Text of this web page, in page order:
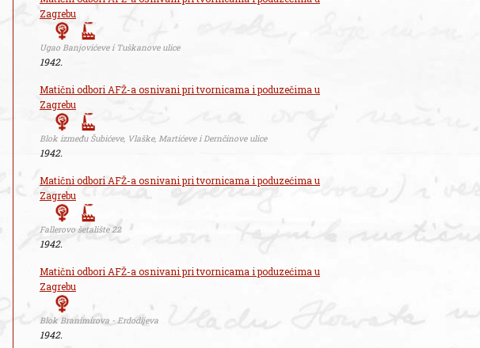
Zagrebu
Ugao Banjovićeve i Tuškanove ulice
1942.
Matični odbori AFŽ-a osnivani pri tvornicama i poduzečima u
Zagrebu
Blok između Šubićeve, Vlaške, Martićeve i Dernčinove ulice
1942.
Matični odbori AFŽ-a osnivani pri tvornicama i poduzećima u
Zagrebu
Fallerovo šetalište 22
1942.
Matični odbori AFŽ-a osnivani pri tvornicama i poduzećima u
Zagrebu
Blok Branimirova - Erdodijeva
1942.